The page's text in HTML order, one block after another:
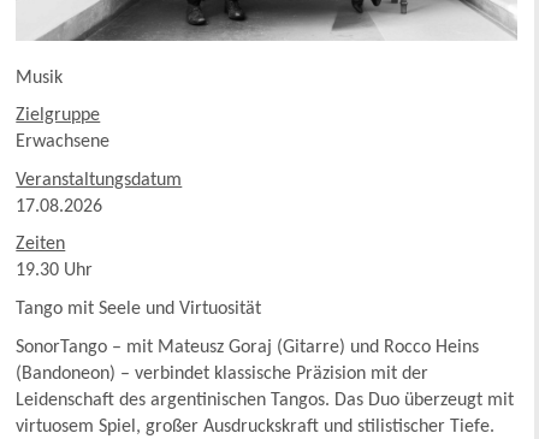
Musik
Zielgruppe
Erwachsene
Veranstaltungsdatum
17.08.2026
Zeiten
19.30 Uhr
Tango mit Seele und Virtuosität
SonorTango – mit Mateusz Goraj (Gitarre) und Rocco Heins
(Bandoneon) – verbindet klassische Präzision mit der
Leidenschaft des argentinischen Tangos. Das Duo überzeugt mit
virtuosem Spiel, großer Ausdruckskraft und stilistischer Tiefe.